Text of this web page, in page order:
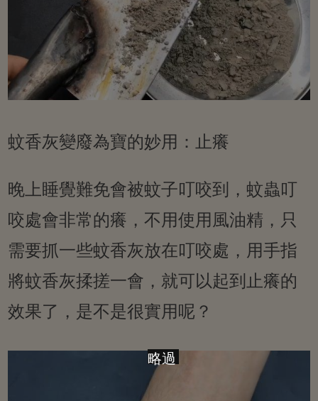
蚊香灰變廢為寶的妙用：止癢
晚上睡覺難免會被蚊子叮咬到，蚊蟲叮
咬處會非常的癢，不用使用風油精，只
需要抓一些蚊香灰放在叮咬處，用手指
將蚊香灰揉搓一會，就可以起到止癢的
效果了，是不是很實用呢？
略過